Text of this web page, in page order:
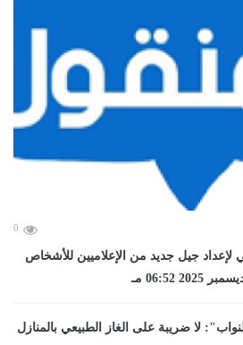
0
لإعداد جيل جديد من الإعلاميين للأشخاص